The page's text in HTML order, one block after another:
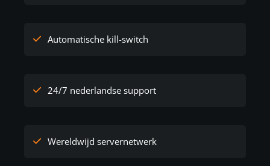
Automatische kill-switch
24/7 nederlandse support
Wereldwijd servernetwerk